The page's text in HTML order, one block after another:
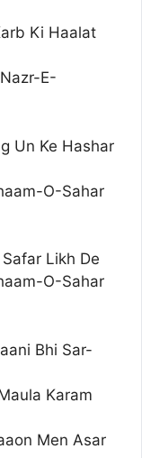
Ki Haalat
E-
Un Ke Hashar
O-Sahar
Likh De
O-Sahar
Bhi Sar-
Karam
Men Asar